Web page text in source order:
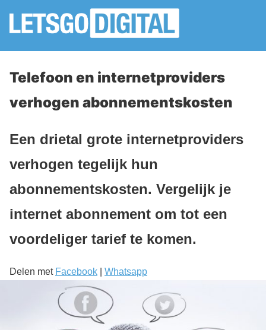
Telefoon en internetproviders
verhogen abonnementskosten
Een drietal grote internetproviders
verhogen tegelijk hun
abonnementskosten. Vergelijk je
internet abonnement om tot een
voordeliger tarief te komen.
Delen met Facebook Whatsapp